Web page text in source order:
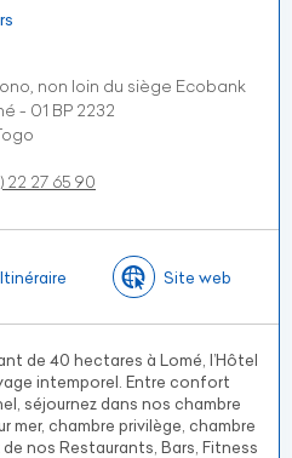
non loin du siège Ecobank
- 01 BP 2232
22 27 65 90
Itinéraire Site web
de 40 hectares à Lomé, l’Hôtel
intemporel. Entre confort
séjournez dans nos chambre
mer, chambre privilège, chambre
nos Restaurants, Bars, Fitness